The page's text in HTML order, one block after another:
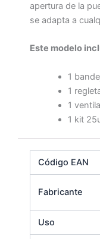
apertura de la
se adapta a
Este modelo
1
1
1
1 kit
Código EAN
Fabricante
Uso